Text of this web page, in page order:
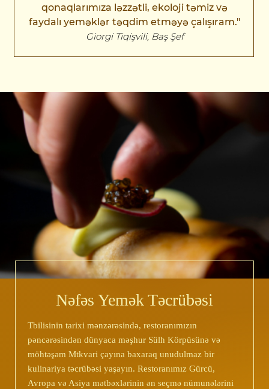
qonaqlarımıza ləzzətli, ekoloji təmiz və
faydalı yeməklər təqdim etməyə çalışıram."
Giorgi Tiqişvili, Baş Şef
Nəfəs Yemək Təcrübəsi
Tbilisinin tarixi mənzərəsində, restoranımızın
pəncərəsindən dünyaca məşhur Sülh Körpüsünə və
möhtəşəm Mtkvari çayına baxaraq unudulmaz bir
kulinariya təcrübəsi yaşayın. Restoranımız Gürcü,
Avropa və Asiya mətbəxlərinin ən seçmə nümunələrini